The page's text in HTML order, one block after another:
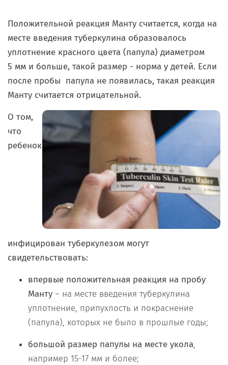
Положительной реакция Манту считается, когда на
месте введения туберкулина образовалось
уплотнение красного цвета (папула) диаметром
5 мм и больше, такой размер - норма у детей. Если
после пробы папула не появилась, такая реакция
Манту считается отрицательной.
О том,
что
ребенок
инфицирован туберкулезом могут
свидетельствовать:
впервые положительная реакция на пробу
Манту – на месте введения туберкулина
уплотнение, припухлость и покраснение
(папула), которых не было в прошлые годы;
большой размер папулы на месте укола,
например 15-17 мм и более;